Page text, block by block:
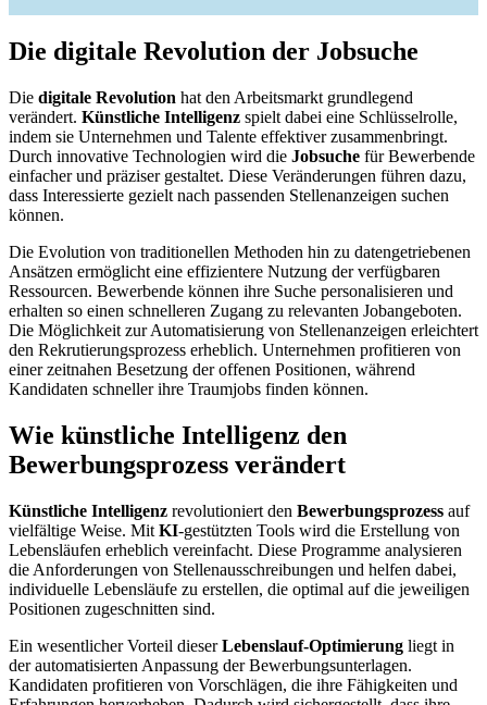
Die digitale Revolution der Jobsuche
Die digitale Revolution hat den Arbeitsmarkt grundlegend
verändert. Künstliche Intelligenz spielt dabei eine Schlüsselrolle,
indem sie Unternehmen und Talente effektiver zusammenbringt.
Durch innovative Technologien wird die Jobsuche für Bewerbende
einfacher und präziser gestaltet. Diese Veränderungen führen dazu,
dass Interessierte gezielt nach passenden Stellenanzeigen suchen
können.
Die Evolution von traditionellen Methoden hin zu datengetriebenen
Ansätzen ermöglicht eine effizientere Nutzung der verfügbaren
Ressourcen. Bewerbende können ihre Suche personalisieren und
erhalten so einen schnelleren Zugang zu relevanten Jobangeboten.
Die Möglichkeit zur Automatisierung von Stellenanzeigen erleichtert
den Rekrutierungsprozess erheblich. Unternehmen profitieren von
einer zeitnahen Besetzung der offenen Positionen, während
Kandidaten schneller ihre Traumjobs finden können.
Wie künstliche Intelligenz den
Bewerbungsprozess verändert
Künstliche Intelligenz revolutioniert den Bewerbungsprozess auf
vielfältige Weise. Mit KI-gestützten Tools wird die Erstellung von
Lebensläufen erheblich vereinfacht. Diese Programme analysieren
die Anforderungen von Stellenausschreibungen und helfen dabei,
individuelle Lebensläufe zu erstellen, die optimal auf die jeweiligen
Positionen zugeschnitten sind.
Ein wesentlicher Vorteil dieserLebenslauf-Optimierung liegt in
der automatisierten Anpassung der Bewerbungsunterlagen.
Kandidaten profitieren von Vorschlägen, die ihre Fähigkeiten und